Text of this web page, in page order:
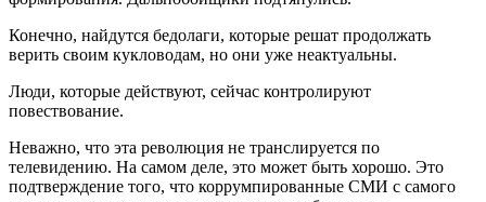
Конечно, найдутся бедолаги, которые решат продолжать
верить своим кукловодам, но они уже неактуальны.
Люди, которые действуют, сейчас контролируют
повествование.
Неважно, что эта революция не транслируется по
телевидению. На самом деле, это может быть хорошо. Это
подтверждение того, что коррумпированные СМИ с самого